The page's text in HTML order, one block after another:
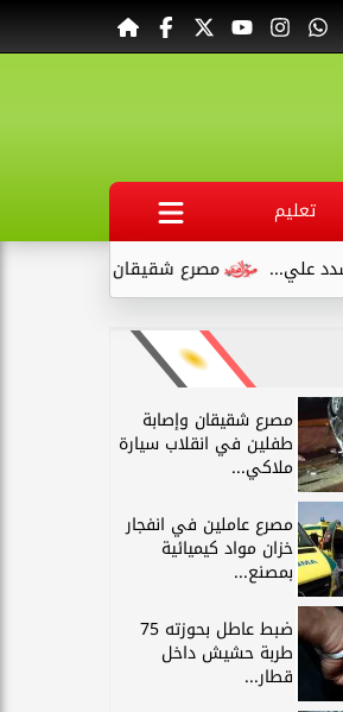
تعليم
مصرع شقيقان وإصابة طفلين في
مصرع شقيقان وإصابة
طفلين في انقلاب سيارة
ملاكي...
مصرع عاملين في انفجار
خزان مواد كيميائية
بمصنع...
ضبط عاطل بحوزته 75
طربة حشيش داخل
قطار...